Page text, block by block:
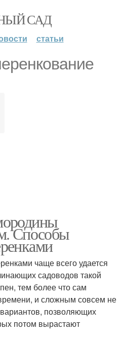
САД
статьи
Способы
чаще всего удается
садоводов такой
тем более что сам
и сложным совсем не
позволяющих
потом вырастают